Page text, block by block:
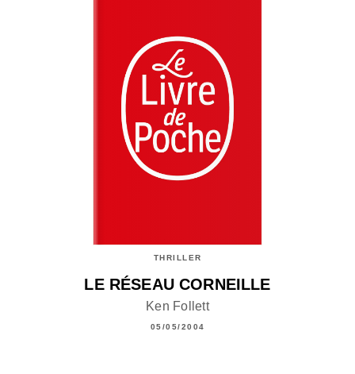
THRILLER
LE RÉSEAU CORNEILLE
Ken Follett
05/05/2004